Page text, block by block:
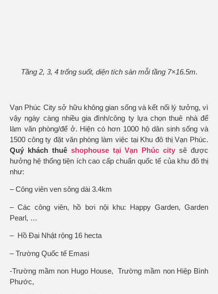
Tầng 2, 3, 4 trống suốt, diện tích sàn mỗi tầng 7×16.5m.
Vạn Phúc City sở hữu không gian sống và kết nối lý tưởng, vì
vậy ngày càng nhiều gia đình/công ty lựa chọn thuê nhà để
làm văn phòng/để ở. Hiện có hơn 1000 hộ dân sinh sống và
1500 công ty đặt văn phòng làm việc tại Khu đô thị Vạn Phúc.
Quý khách thuê shophouse tại Vạn Phúc city sẽ được
hưởng hệ thống tiện ích cao cấp chuẩn quốc tế của khu đô thị
như:
– Công viên ven sông dài 3.4km
– Các công viên, hồ bơi nội khu: Happy Garden, Garden
Pearl, …
– Hồ Đại Nhật rộng 16 hecta
– Trường Quốc tế Emasi
-Trường mầm non Hugo House, Trường mầm non Hiệp Bình
Phước,